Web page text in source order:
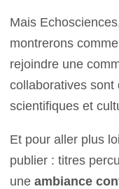
Mais
montrerons
rejoindre une
collaboratives sont
scientifiques et
Et pour aller plus
publier : titres
uneambiance